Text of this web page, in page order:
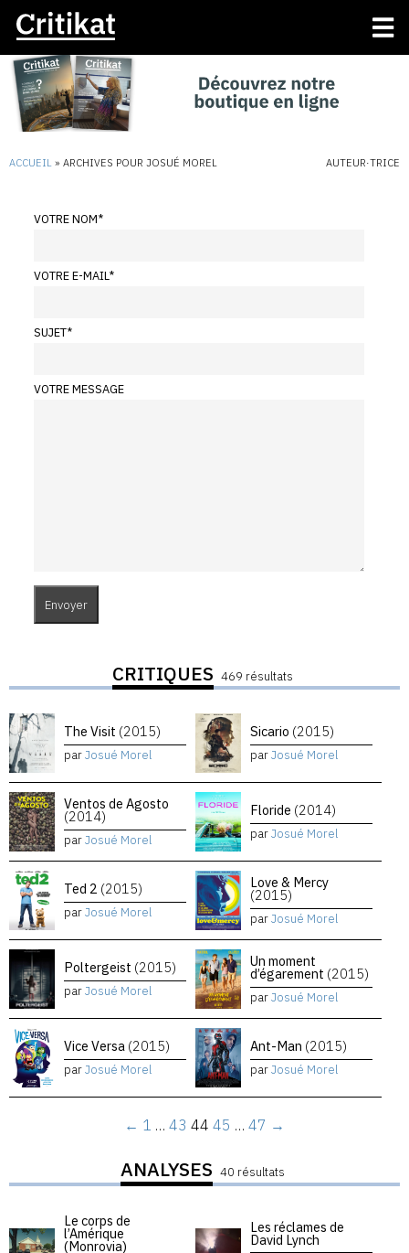
ACCUEIL » ARCHIVES POUR JOSUÉ MOREL AUTEUR·TRICE
VOTRE NOM*
VOTRE E-MAIL*
SUJET*
VOTRE MESSAGE
CRITIQUES 469 résultats
The Visit (2015)
parJosué Morel
Sicario (2015)
parJosué Morel
Ventos de Agosto
(2014)
parJosué Morel
Floride (2014)
parJosué Morel
Ted 2 (2015)
parJosué Morel
Love & Mercy
(2015)
parJosué Morel
Poltergeist (2015)
parJosué Morel
Un moment
d’égarement (2015)
parJosué Morel
Vice Versa (2015)
parJosué Morel
Ant-Man (2015)
parJosué Morel
← 1 … 43 44 45 … 47 →
ANALYSES 40 résultats
Le corps de
l’Amérique
(Monrovia)
Les réclames de
David Lynch